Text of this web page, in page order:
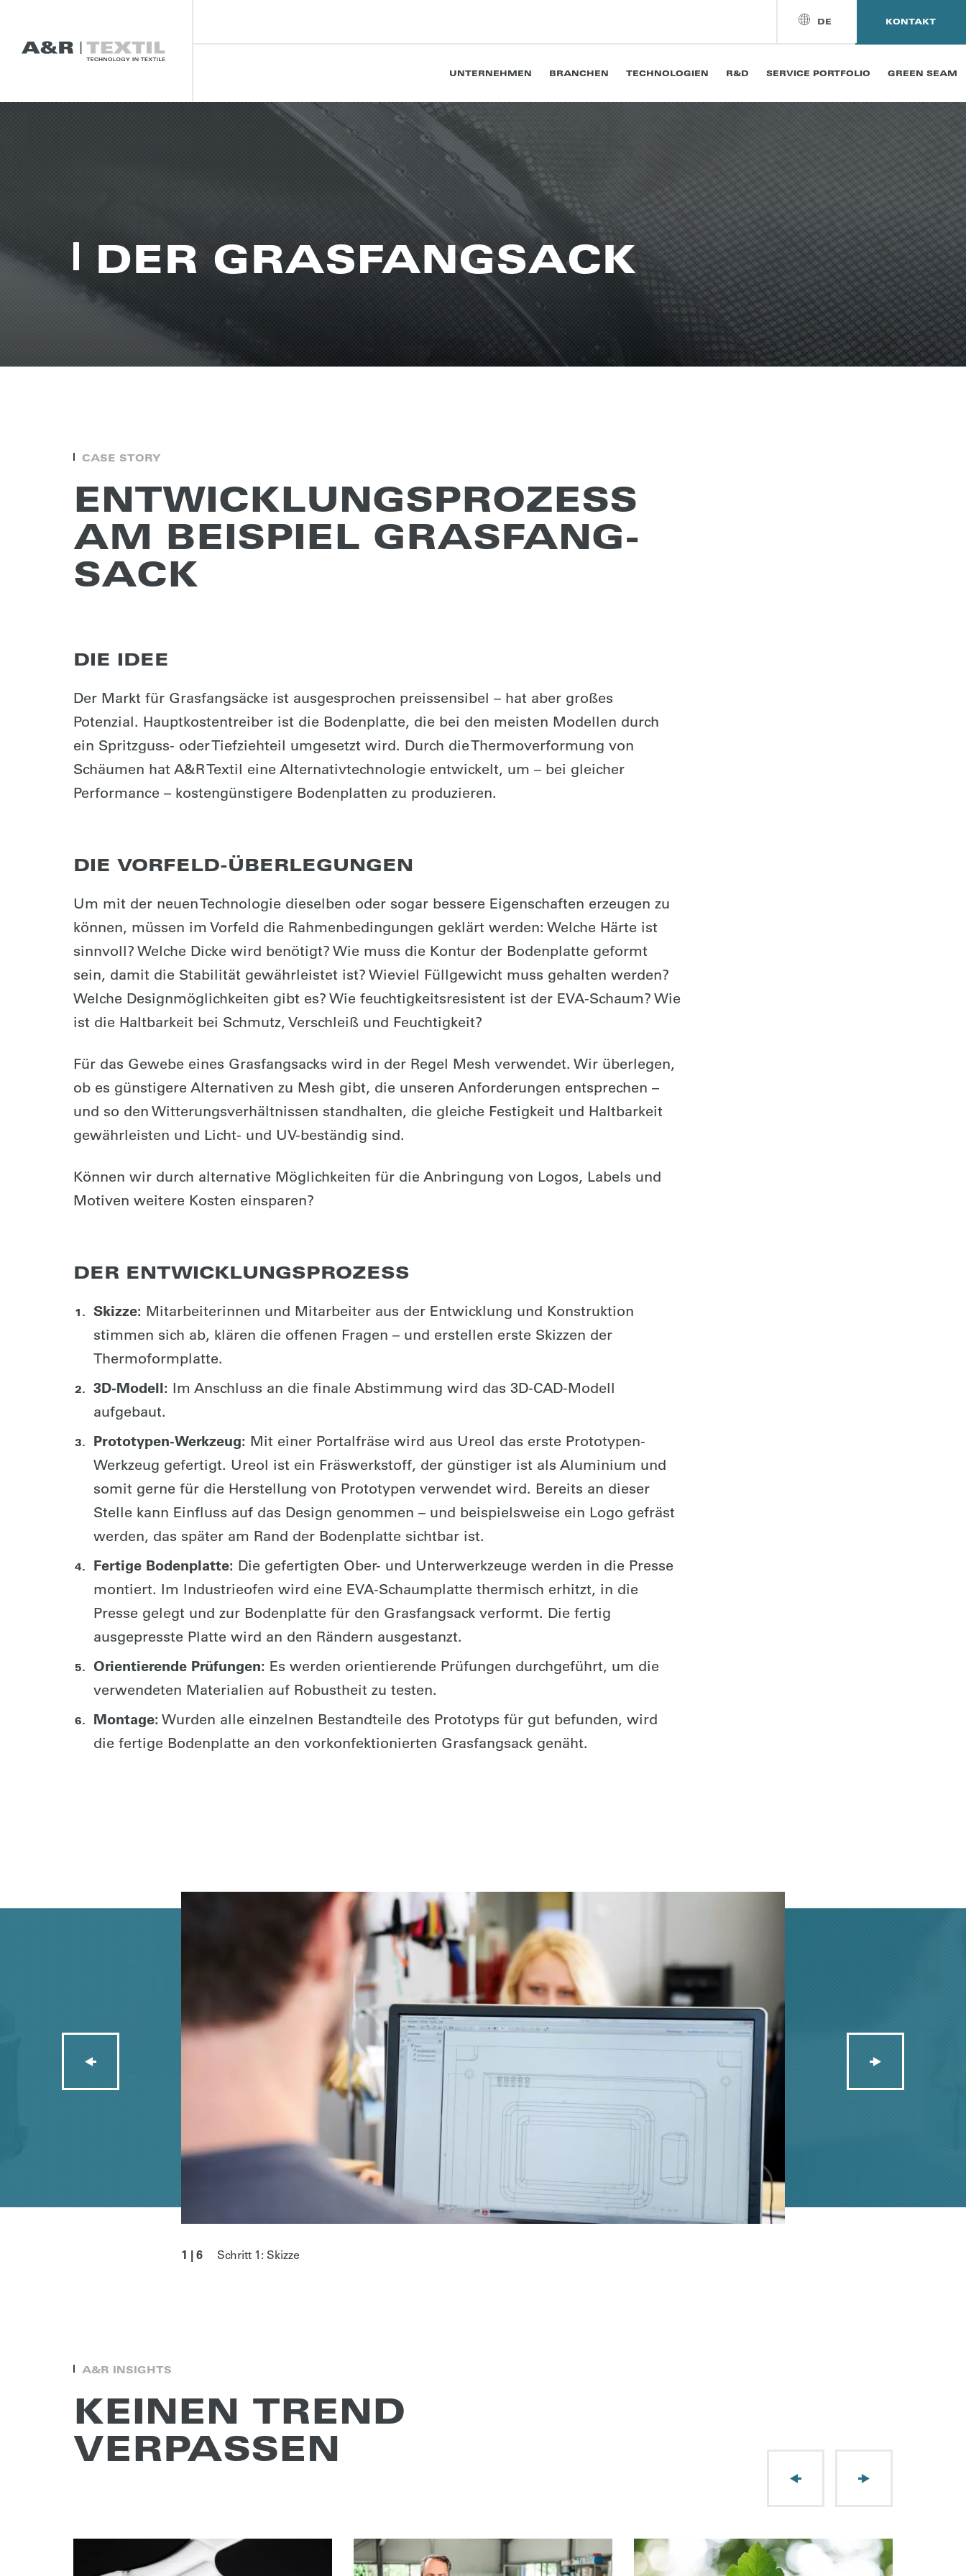
DE KONTAKT
UNTERNEHMEN BRANCHEN TECHNOLOGIEN R&D SERVICE PORTFOLIO GREEN SEAM
DER GRAS­FANG­SACK
CASE STORY
ENTWICK­LUNGS­PRO­ZESS
AM BEISPIEL GRAS­FANG­
SACK
DIE IDEE
Der Markt für Grasfangsäcke ist ausgesprochen preissensibel – hat aber großes
Potenzial. Hauptkostentreiber ist die Bodenplatte, die bei den meisten Modellen durch
ein Spritzguss- oder Tiefziehteil umgesetzt wird. Durch die Thermoverformung von
Schäumen hat A&R Textil eine Alternativtechnologie entwickelt, um – bei gleicher
Performance – kostengünstigere Bodenplatten zu produzieren.
DIE VORFELD-ÜBERLEGUNGEN
Um mit der neuen Technologie dieselben oder sogar bessere Eigenschaften erzeugen zu
können, müssen im Vorfeld die Rahmenbedingungen geklärt werden: Welche Härte ist
sinnvoll? Welche Dicke wird benötigt? Wie muss die Kontur der Bodenplatte geformt
sein, damit die Stabilität gewährleistet ist? Wieviel Füllgewicht muss gehalten werden?
Welche Designmöglichkeiten gibt es? Wie feuchtigkeitsresistent ist der EVA-Schaum? Wie
ist die Haltbarkeit bei Schmutz, Verschleiß und Feuchtigkeit?
Für das Gewebe eines Grasfangsacks wird in der Regel Mesh verwendet. Wir überlegen,
ob es günstigere Alternativen zu Mesh gibt, die unseren Anforderungen entsprechen –
und so den Witterungsverhältnissen standhalten, die gleiche Festigkeit und Haltbarkeit
gewährleisten und Licht- und UV-beständig sind.
Können wir durch alternative Möglichkeiten für die Anbringung von Logos, Labels und
Motiven weitere Kosten einsparen?
DER ENTWICKLUNGSPROZESS
Skizze: Mitarbeiterinnen und Mitarbeiter aus der Entwicklung und Konstruktion
stimmen sich ab, klären die offenen Fragen – und erstellen erste Skizzen der
Thermoformplatte.
3D-Modell: Im Anschluss an die finale Abstimmung wird das 3D-CAD-Modell
aufgebaut.
Prototypen-Werkzeug: Mit einer Portalfräse wird aus Ureol das erste Prototypen-
Werkzeug gefertigt. Ureol ist ein Fräswerkstoff, der günstiger ist als Aluminium und
somit gerne für die Herstellung von Prototypen verwendet wird. Bereits an dieser
Stelle kann Einfluss auf das Design genommen – und beispielsweise ein Logo gefräst
werden, das später am Rand der Bodenplatte sichtbar ist.
Fertige Bodenplatte: Die gefertigten Ober- und Unterwerkzeuge werden in die Presse
montiert. Im Industrieofen wird eine EVA-Schaumplatte thermisch erhitzt, in die
Presse gelegt und zur Bodenplatte für den Grasfangsack verformt. Die fertig
ausgepresste Platte wird an den Rändern ausgestanzt.
Orientierende Prüfungen: Es werden orientierende Prüfungen durchgeführt, um die
verwendeten Materialien auf Robustheit zu testen.
Montage: Wurden alle einzelnen Bestandteile des Prototyps für gut befunden, wird
die fertige Bodenplatte an den vorkonfektionierten Grasfangsack genäht.
1 | 6 Schritt 1: Skizze
A&R INSIGHTS
KEINEN TREND
VERPAS­SEN